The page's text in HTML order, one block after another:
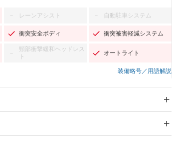
－ レーンアシスト － 自動駐車システム
衝突安全ボディ 衝突被害軽減システム
－
頸部衝撃緩和ヘッドレス
ト
オートライト
装備略号／用語解説